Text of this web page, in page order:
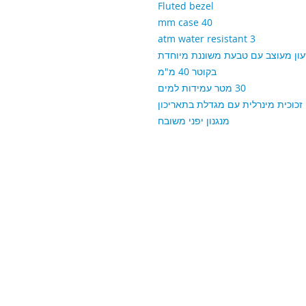
Fluted bezel
40 mm case
3 atm water resistant
מעוצב עם טבעת משוננת מיוחדת
בקוטר 40 מ"מ
30 מטר עמידות למים
זכוכית מינרלית עם מגדלת בתאריכון
מנגנון יפני משובח